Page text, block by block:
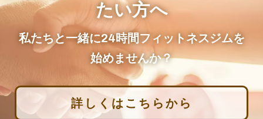
たい方へ
私たちと一緒に24時間フィットネスジムを
始めませんか？
詳しくはこちらから